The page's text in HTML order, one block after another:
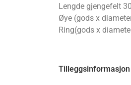
Lengde gjengefelt
Øye (gods x
Ring(gods x
Tilleggsinformasjon